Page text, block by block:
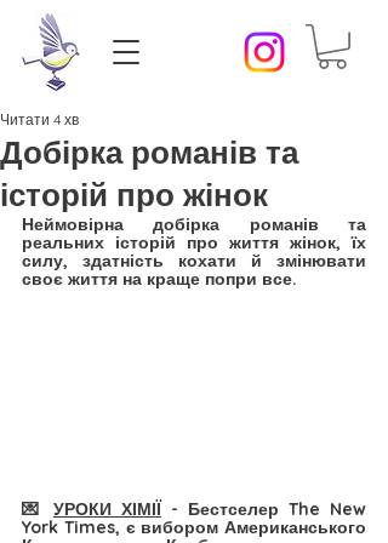
Добірка романів та
історій про жінок
Читати 4 хв
Неймовірна добірка романів та
реальних історій про життя жінок, їх
силу, здатність кохати й змінювати
своє життя на краще попри все.
💌 УРОКИ ХІМІЇ - Бестселер The New
York Times, є вибором Американського